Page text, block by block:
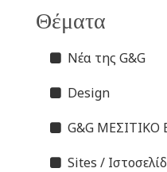
Θέματα
Νέα της G&G
Design
G&G
Sites /